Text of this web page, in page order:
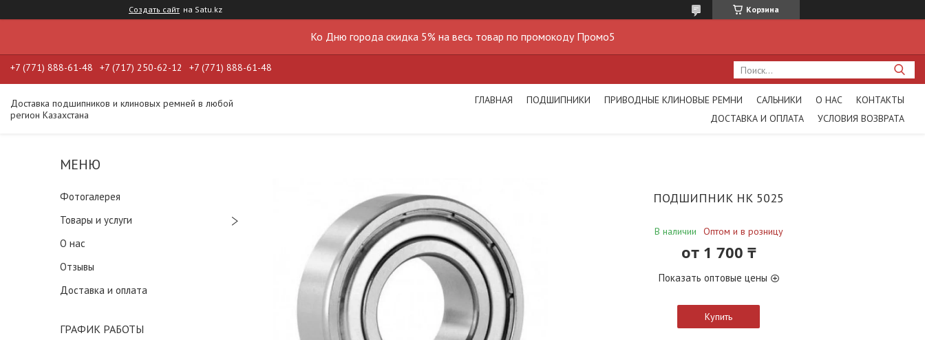
Создать сайт на Satu.kz Корзина
Ко Дню города скидка 5% на весь товар по промокоду Промо5
+7 (771) 888-61-48 +7 (717) 250-62-12 +7 (771) 888-61-48
Доставка подшипников и клиновых ремней в любой
регион Казахстана
ГЛАВНАЯ ПОДШИПНИКИ ПРИВОДНЫЕ КЛИНОВЫЕ РЕМНИ САЛЬНИКИ О НАС
КОНТАКТЫ
ДОСТАВКА И ОПЛАТА
УСЛОВИЯ ВОЗВРАТА
Фотогалерея
Товары и услуги
О нас
Отзывы
Доставка и оплата
ГРАФИК РАБОТЫ
ПОДШИПНИК НК 5025
В наличии Оптом и в розницу
от 1 700 ₸
Показать оптовые цены
Купить